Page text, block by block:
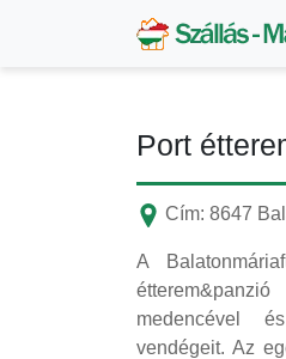
Port
Cím: 8647
A
medencével
vendégeit. Az